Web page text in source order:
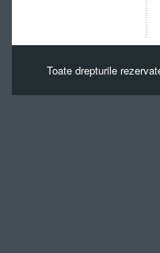
Toate drepturile